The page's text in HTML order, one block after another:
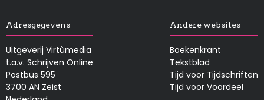
Adresgegevens
Uitgeverij Virtùmedia
t.a.v. Schrijven Online
Postbus 595
3700 AN Zeist
Andere websites
Boekenkrant
Tekstblad
Tijd voor Tijdschriften
Tijd voor Voordeel